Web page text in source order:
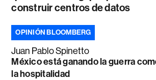
construir centros de datos
OPINIÓN BLOOMBERG
Juan Pablo Spinetto
México está ganando la guerra
la hospitalidad